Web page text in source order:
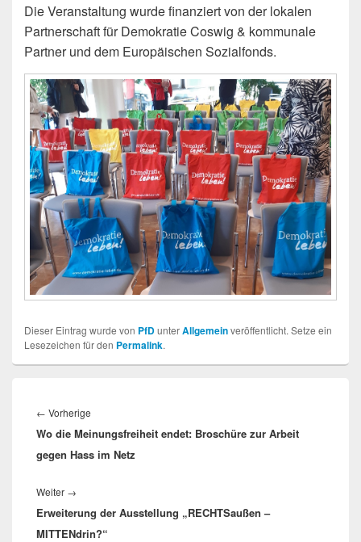
Die Veranstaltung wurde finanziert von der lokalen
Partnerschaft für Demokratie Coswig & kommunale
Partner und dem Europäischen Sozialfonds.
Dieser Eintrag wurde von PfDunterAllgemeinveröffentlicht. Setze ein
Lesezeichen für den Permalink.
← Vorherige
Beitrag:
Wo die Meinungsfreiheit endet: Broschüre zur Arbeit
gegen Hass im Netz
Weiter →
Beitrag:
Erweiterung der Ausstellung „RECHTSaußen –
MITTENdrin?“